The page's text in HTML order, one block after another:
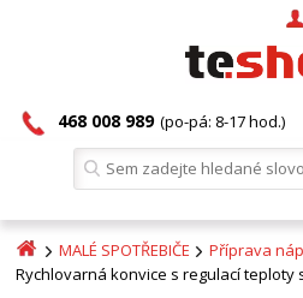
468 008 989 (po-pá: 8-17 hod.)
MALÉ SPOTŘEBIČE Příprava
Rychlovarná konvice s regulací teploty